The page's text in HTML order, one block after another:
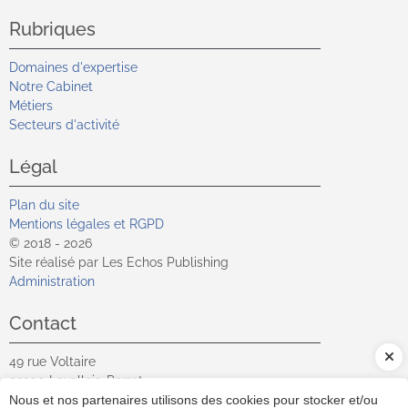
Rubriques
Domaines d'expertise
Notre Cabinet
Métiers
Secteurs d'activité
Légal
Plan du site
Mentions légales et RGPD
© 2018 - 2026
Site réalisé par Les Echos Publishing
Administration
Contact
49 rue Voltaire
92300 Levallois-Perret
Contact
Nous et nos partenaires utilisons des cookies pour stocker et/ou